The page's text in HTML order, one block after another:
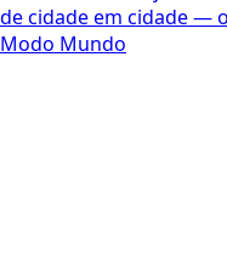
de cidade em cidade —
Modo Mundo